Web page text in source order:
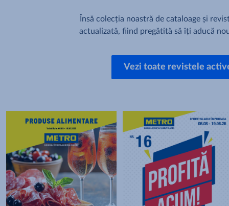
Însă colecția noastră de cataloage și
actualizată, fiind pregătită să îți aducă
Vezi toate revistele